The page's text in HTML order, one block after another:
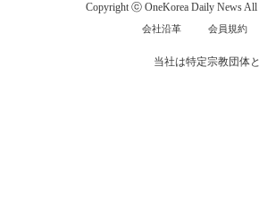
Copyright ⓒ OneKorea Daily News All
会社沿革 会員規約
当社は特定宗教団体